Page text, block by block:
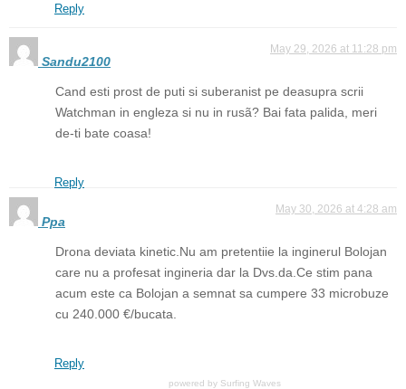
Reply
Sandu2100
May 29, 2026 at 11:28 pm
Cand esti prost de puti si suberanist pe deasupra scrii
Watchman in engleza si nu in rusã? Bai fata palida, meri
de-ti bate coasa!
Reply
Ppa
May 30, 2026 at 4:28 am
Drona deviata kinetic.Nu am pretentiie la inginerul Bolojan
care nu a profesat ingineria dar la Dvs.da.Ce stim pana
acum este ca Bolojan a semnat sa cumpere 33 microbuze
cu 240.000 €/bucata.
Reply
powered by Surfing Waves